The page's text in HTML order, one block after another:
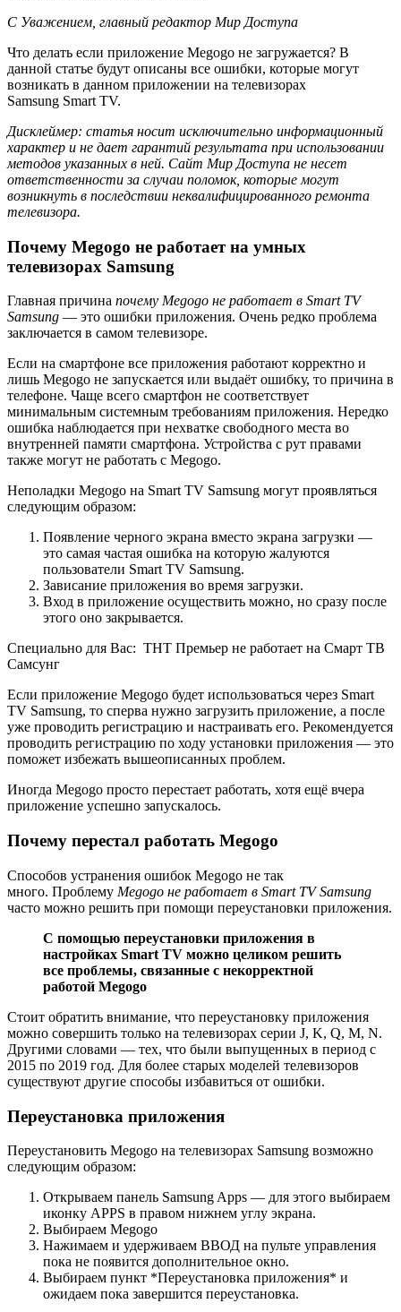
С Уважением, главный редактор Мир Доступа
Что делать если приложение Megogo не загружается? В
данной статье будут описаны все ошибки, которые могут
возникать в данном приложении на телевизорах
Samsung Smart TV.
Дисклеймер: статья носит исключительно информационный
характер и не дает гарантий результата при использовании
методов указанных в ней. Сайт Мир Доступа не несет
ответственности за случаи поломок, которые могут
возникнуть в последствии неквалифицированного ремонта
телевизора.
Почему Megogo не работает на умных
телевизорах Samsung
Главная причина почему Megogo не работает в Smart TV
Samsung — это ошибки приложения. Очень редко проблема
заключается в самом телевизоре.
Если на смартфоне все приложения работают корректно и
лишь Megogo не запускается или выдаёт ошибку, то причина в
телефоне. Чаще всего смартфон не соответствует
минимальным системным требованиям приложения. Нередко
ошибка наблюдается при нехватке свободного места во
внутренней памяти смартфона. Устройства с рут правами
также могут не работать с Megogo.
Неполадки Megogo на Smart TV Samsung могут проявляться
следующим образом:
Появление черного экрана вместо экрана загрузки —
это самая частая ошибка на которую жалуются
пользователи Smart TV Samsung.
Зависание приложения во время загрузки.
Вход в приложение осуществить можно, но сразу после
этого оно закрывается.
Специально для Вас: ТНТ Премьер не работает на Смарт ТВ
Самсунг
Если приложение Megogo будет использоваться через Smart
TV Samsung, то сперва нужно загрузить приложение, а после
уже проводить регистрацию и настраивать его. Рекомендуется
проводить регистрацию по ходу установки приложения — это
поможет избежать вышеописанных проблем.
Иногда Megogo просто перестает работать, хотя ещё вчера
приложение успешно запускалось.
Почему перестал работать Megogo
Способов устранения ошибок Megogo не так
много. Проблему Megogo не работает в Smart TV Samsung
часто можно решить при помощи переустановки приложения.
С помощью переустановки приложения в
настройках Smart TV можно целиком решить
все проблемы, связанные с некорректной
работой Megogo
Стоит обратить внимание, что переустановку приложения
можно совершить только на телевизорах серии J, K, Q, M, N.
Другими словами — тех, что были выпущенных в период с
2015 по 2019 год. Для более старых моделей телевизоров
существуют другие способы избавиться от ошибки.
Переустановка приложения
Переустановить Megogo на телевизорах Samsung возможно
следующим образом:
Открываем панель Samsung Apps — для этого выбираем
иконку APPS в правом нижнем углу экрана.
Выбираем Megogo
Нажимаем и удерживаем ВВОД на пульте управления
пока не появится дополнительное окно.
Выбираем пункт *Переустановка приложения* и
ожидаем пока завершится переустановка.